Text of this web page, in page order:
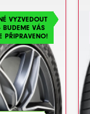
VYZVEDOUT
VÁS
PŘIPRAVENO!